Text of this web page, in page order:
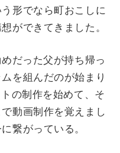
形でなら町おこしに
ができてきました。
だった父が持ち帰っ
を組んだのが始まり
の制作を始めて、そ
動画制作を覚えまし
繋がっている。